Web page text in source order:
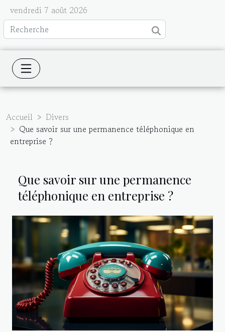
vendredi 7 août 2026
Accueil
Divers
Que savoir sur une permanence téléphonique en
entreprise ?
Que savoir sur une permanence
téléphonique en entreprise ?